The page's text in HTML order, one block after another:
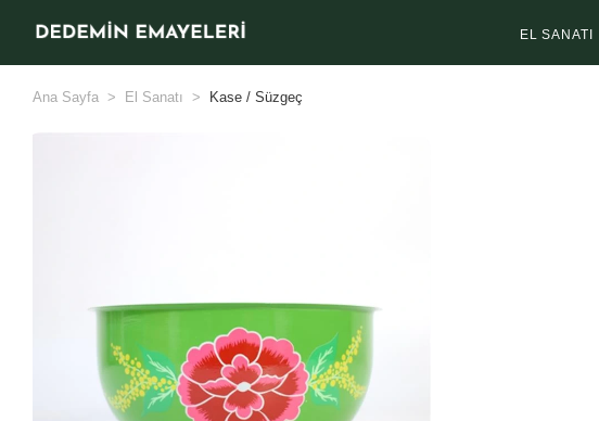
EL SANATI
Ana Sayfa El Sanatı Kase / Süzgeç